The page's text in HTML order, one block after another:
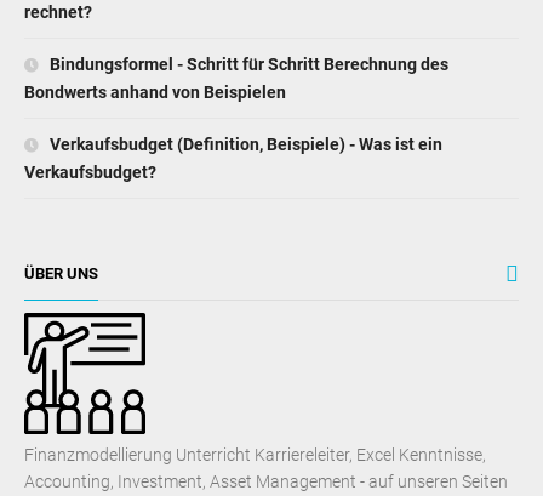
rechnet?
Bindungsformel - Schritt für Schritt Berechnung des
Bondwerts anhand von Beispielen
Verkaufsbudget (Definition, Beispiele) - Was ist ein
Verkaufsbudget?
ÜBER UNS
Finanzmodellierung Unterricht Karriereleiter, Excel Kenntnisse,
Accounting, Investment, Asset Management - auf unseren Seiten